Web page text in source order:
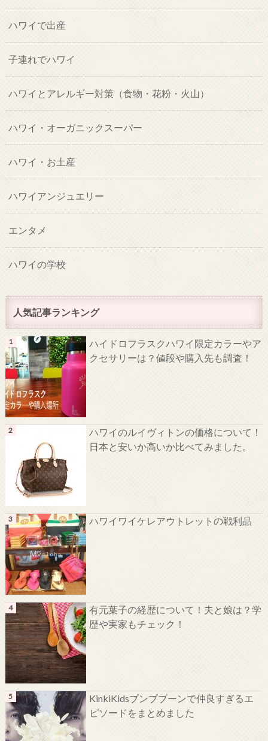
ハワイで出産
子連れでハワイ
ハワイとアレルギー対策（食物・花粉・火山）
ハワイ・オーガニックスーパー
ハワイ・お土産
ハワイアンジュエリー
エンタメ
ハワイの学校
人気記事ランキング
ハイドロフラスクハワイ限定カラーやア
クセサリーは？値段や購入先も調査！
ハワイのルイヴィトンの価格について！
日本と安いか高いか比べてみました。
ハワイワイケレアウトレットの戦利品
有元葉子の経歴について！夫と娘は？学
歴や実家もチェック！
KinkiKidsブンブブーンで仲良すぎるエ
ピソードをまとめました